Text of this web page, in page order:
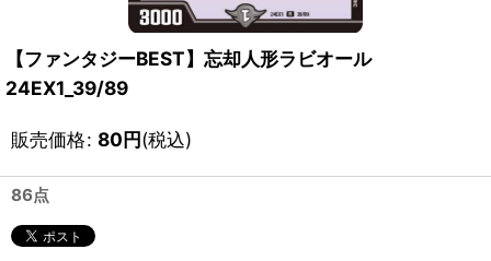
【ファンタジーBEST】忘却人形ラビオール
24EX1_39/89
販売価格: 80円(税込)
86点